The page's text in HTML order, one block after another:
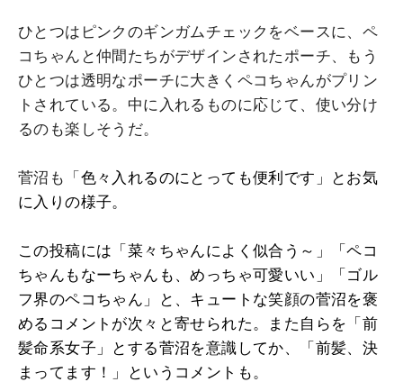
ひとつはピンクのギンガムチェックをベースに、ペ
コちゃんと仲間たちがデザインされたポーチ、もう
ひとつは透明なポーチに大きくペコちゃんがプリン
トされている。中に入れるものに応じて、使い分け
るのも楽しそうだ。
菅沼も「色々入れるのにとっても便利です」とお気
に入りの様子。
この投稿には「菜々ちゃんによく似合う～」「ペコ
ちゃんもなーちゃんも、めっちゃ可愛いい」「ゴル
フ界のペコちゃん」と、キュートな笑顔の菅沼を褒
めるコメントが次々と寄せられた。また自らを「前
髪命系女子」とする菅沼を意識してか、「前髪、決
まってます！」というコメントも。